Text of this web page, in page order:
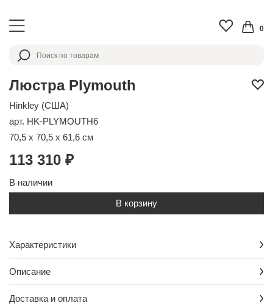
0
Люстра Plymouth
Hinkley (США)
арт. HK-PLYMOUTH6
70,5 x 70,5 x 61,6 см
113 310 ₽
В наличии
В корзину
Характеристики
Описание
Доставка и оплата